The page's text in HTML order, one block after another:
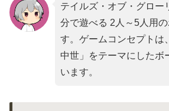
テイルズ・オブ・グロー
分で遊べる 2人～5人用
す。ゲームコンセプトは
中世」をテーマにしたボ
います。